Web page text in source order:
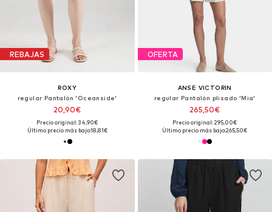
REBAJAS
ROXY
regular Pantalón 'Oceanside'
20,90€
Precio original: 34,90€
Último precio más bajo:18,81€
OFERTA
ANSE VICTORIN
regular Pantalón plisado 'Mia'
265,50€
Precio original: 295,00€
Último precio más bajo:265,50€